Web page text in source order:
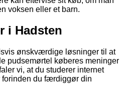
voksen eller et barn.
i Hadsten
ønskværdige løsninger til at
pudsemørtel køberes meninger
vi, at du studerer internet
du færdiggør din